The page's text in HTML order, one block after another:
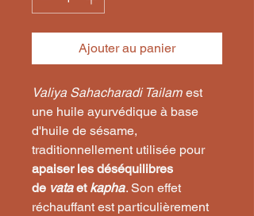
Ajouter au panier
Valiya Sahacharadi Tailam est
une huile ayurvédique à base
d'huile de sésame,
traditionnellement utilisée pour
apaiser les déséquilibres
de vataet kapha. Son effet
réchauffant est particulièrement